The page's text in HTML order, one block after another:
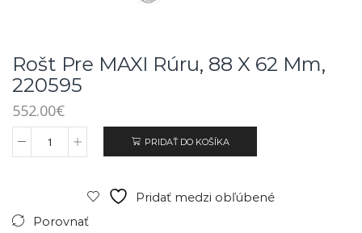
Rošt Pre MAXI Rúru, 88 X 62 Mm,
220595
552.00€
PRIDAŤ DO KOŠÍKA
Pridať medzi obľúbené
Porovnať